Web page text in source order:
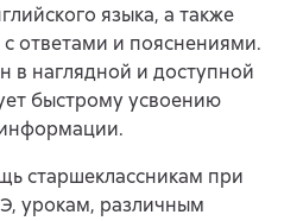
языка, а также
ответами и пояснениями.
в наглядной и доступной
быстрому усвоению
старшеклассникам при
урокам, различным